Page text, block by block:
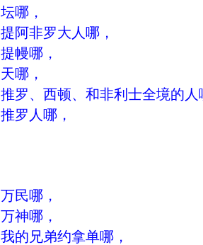
坛哪，
提阿非罗大人哪，
提幔哪，
天哪，
推罗、西顿、和非利士全境的人
推罗人哪，
万民哪，
万神哪，
我的兄弟约拿单哪，